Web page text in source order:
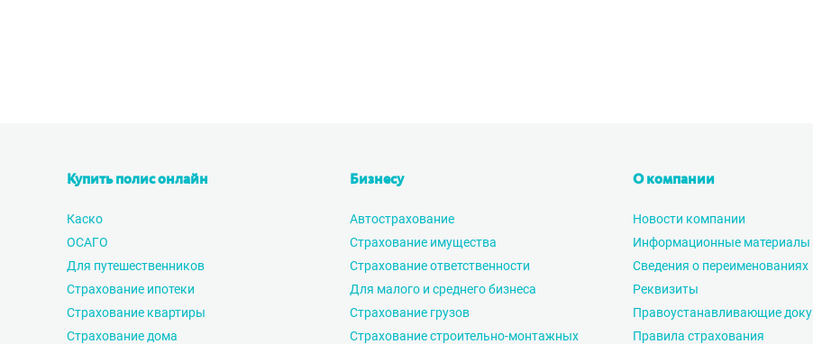
Купить полис онлайн
Каско
ОСАГО
Для путешественников
Страхование ипотеки
Страхование квартиры
Страхование дома
Бизнесу
Автострахование
Страхование имущества
Страхование ответственности
Для малого и среднего бизнеса
Страхование грузов
Страхование строительно-монтажных
О компании
Новости компании
Информационные материалы
Сведения о переименованиях
Реквизиты
Правоустанавливающие
Правила страхования